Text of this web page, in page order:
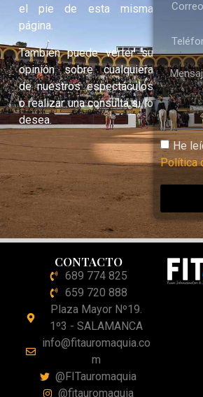
el pie de esta misma
página.
También puede verter su
opinión sobre cualquiera
de nuestros espectáculos
o realizar una consulta si lo
desea.
He
Política
CONTACTO
689 774 825
659 720 888
Plaza Mayor Nº19.
1º3 - SALAMANCA
info@fitauromaquia.co
m
@FITauromaquia
@fitauromaquia